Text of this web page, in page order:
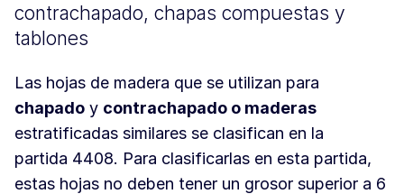
contrachapado, chapas compuestas y
tablones
Las hojas de madera que se utilizan para
chapado y contrachapado o maderas
estratificadas similares se clasifican en la
partida 4408. Para clasificarlas en esta partida,
estas hojas no deben tener un grosor superior a 6